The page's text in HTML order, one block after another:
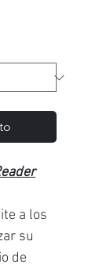
a los
su
de